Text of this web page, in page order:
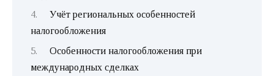
Учёт региональных особенностей
налогообложения
Особенности налогообложения при
международных сделках